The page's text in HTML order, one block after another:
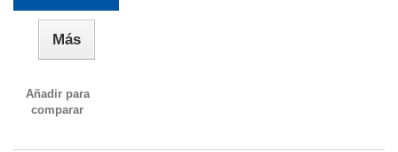
Más
Añadir para
comparar